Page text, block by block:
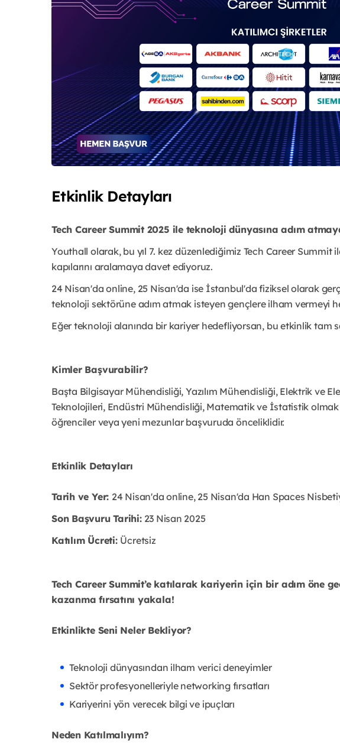
Etkinlik Detayları
Tech Career Summit 2025 ile teknoloji dünyasına adım
Youthall olarak, bu yıl 7. kez düzenlediğimiz Tech Career Summit
kapılarını aralamaya davet ediyoruz.
24 Nisan'da online, 25 Nisan'da ise İstanbul'da fiziksel olarak
teknoloji sektörüne adım atmak isteyen gençlere ilham vermeyi
Eğer teknoloji alanında bir kariyer hedefliyorsan, bu etkinlik tam
Kimler Başvurabilir?
Başta Bilgisayar Mühendisliği, Yazılım Mühendisliği, Elektrik ve
Teknolojileri, Endüstri Mühendisliği, Matematik ve İstatistik
öğrenciler veya yeni mezunlar başvuruda önceliklidir.
Etkinlik Detayları
Tarih ve Yer: 24 Nisan'da online, 25 Nisan'da Han Spaces
Son Başvuru Tarihi:23 Nisan 2025
Katılım Ücreti: Ücretsiz
Tech Career Summit’e katılarak kariyerin için bir adım öne
kazanma fırsatını yakala!
Etkinlikte Seni Neler Bekliyor?
Teknoloji dünyasından ilham verici deneyimler
Sektör profesyonelleriyle networking fırsatları
Kariyerini yön verecek bilgi ve ipuçları
Neden Katılmalıyım?